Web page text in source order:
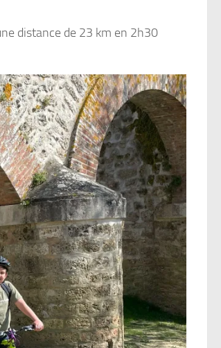
distance de 23 km en 2h30